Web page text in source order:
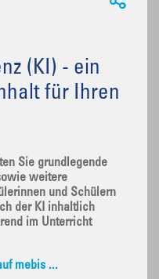
(KI) - ein
für Ihren
Sie grundlegende
weitere
und Schülern
der KI inhaltlich
im Unterricht
mebis ...